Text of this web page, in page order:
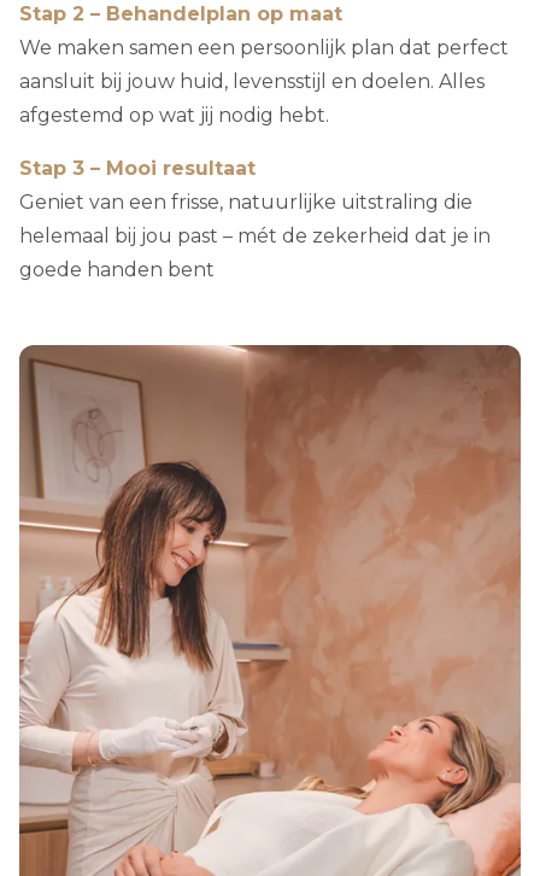
Stap 2 – Behandelplan op maat
We maken samen een persoonlijk plan dat perfect
aansluit bij jouw huid, levensstijl en doelen. Alles
afgestemd op wat jij nodig hebt.
Stap 3 – Mooi resultaat
Geniet van een frisse, natuurlijke uitstraling die
helemaal bij jou past – mét de zekerheid dat je in
goede handen bent